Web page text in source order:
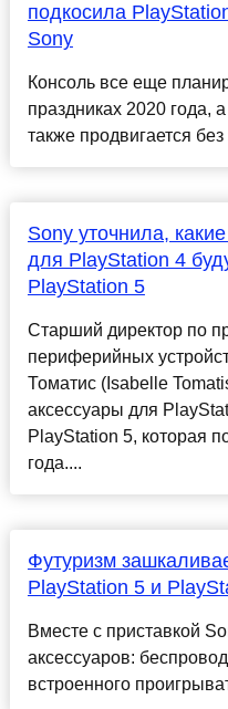
подкосила
Sony
Консоль все еще
праздниках 2020 года,
также продвигается
Sony уточнила,
для PlayStation 4
PlayStation 5
Старший директор по
периферийных
Томатис (Isabelle
аксессуары для
PlayStation 5, которая
года....
Футуризм
PlayStation 5 и
Вместе с приставкой
аксессуаров:
встроенного